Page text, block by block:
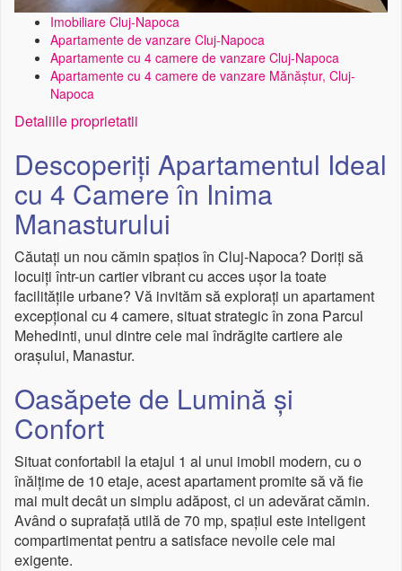
Imobiliare Cluj-Napoca
Apartamente de vanzare Cluj-Napoca
Apartamente cu 4 camere de vanzare Cluj-Napoca
Apartamente cu 4 camere de vanzare Mănăștur, Cluj-
Napoca
Detaliile proprietatii
Descoperiți Apartamentul Ideal
cu 4 Camere în Inima
Manasturului
Căutați un nou cămin spațios în Cluj-Napoca? Doriți să
locuiți într-un cartier vibrant cu acces ușor la toate
facilitățile urbane? Vă invităm să explorați un apartament
excepțional cu 4 camere, situat strategic în zona Parcul
Mehedinti, unul dintre cele mai îndrăgite cartiere ale
orașului, Manastur.
Oasăpete de Lumină și
Confort
Situat confortabil la etajul 1 al unui imobil modern, cu o
înălțime de 10 etaje, acest apartament promite să vă fie
mai mult decât un simplu adăpost, ci un adevărat cămin.
Având o suprafață utilă de 70 mp, spațiul este inteligent
compartimentat pentru a satisface nevoile cele mai
exigente.